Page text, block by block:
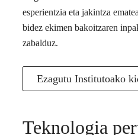
esperientzia eta jakintza
bidez ekimen bakoitzaren
zabalduz.
Ezagutu Institutoako
Teknologia